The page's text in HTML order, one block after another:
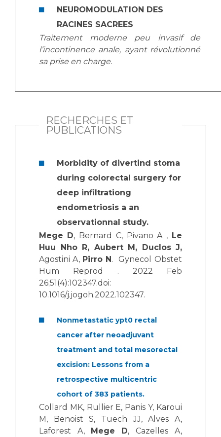
NEUROMODULATION DES
RACINES SACREES
Traitement moderne peu invasif de
l’incontinence anale, ayant révolutionné
sa prise en charge.
RECHERCHES ET
PUBLICATIONS
Morbidity of divertind stoma
during colorectal surgery for
deep infiltrationg
endometriosis a an
observationnal study.
Mege D, Bernard C, Pivano A , Le
Huu Nho R, Aubert M, Duclos J,
Agostini A, Pirro N. Gynecol Obstet
Hum Reprod . 2022 Feb
26;51(4):102347.doi:
10.1016/j.jogoh.2022.102347.
Nonmetastatic ypt0 rectal
cancer after neoadjuvant
treatment and total mesorectal
excision: Lessons from a
retrospective multicentric
cohort of 383 patients.
Collard MK, Rullier E, Panis Y, Karoui
M, Benoist S, Tuech JJ, Alves A,
Laforest A, Mege D, Cazelles A,